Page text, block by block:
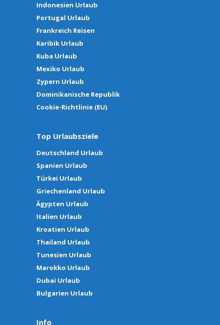
Indonesien Urlaub
Portugal Urlaub
Frankreich Reisen
Karibik Urlaub
Kuba Urlaub
Mexiko Urlaub
Zypern Urlaub
Dominikanische Republik
Cookie-Richtlinie (EU)
Top Urlaubsziele
Deutschland Urlaub
Spanien Urlaub
Türkei Urlaub
Griechenland Urlaub
Ägypten Urlaub
Italien Urlaub
Kroatien Urlaub
Thailand Urlaub
Tunesien Urlaub
Marokko Urlaub
Dubai Urlaub
Bulgarien Urlaub
Info